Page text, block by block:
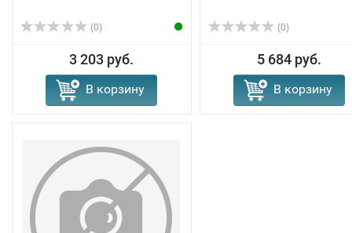
(0)
3 203 руб.
В корзину
(0)
5 684 руб.
В корзину